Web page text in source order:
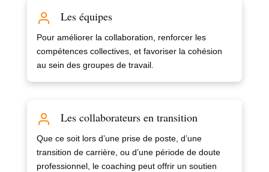
Les équipes
Pour améliorer la collaboration, renforcer les
compétences collectives, et favoriser la cohésion
au sein des groupes de travail.
Les collaborateurs en transition
Que ce soit lors d’une prise de poste, d’une
transition de carrière, ou d’une période de doute
professionnel, le coaching peut offrir un soutien